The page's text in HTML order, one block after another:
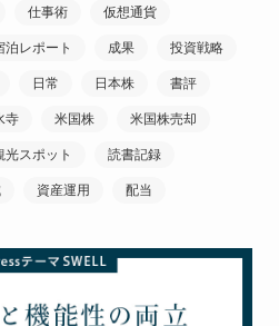
仕事術 仮想通貨
泊レポート 成果 投資戦略
日常 日本株 書評
寺 米国株 米国株売却
光スポット 読書記録
資産運用 配当